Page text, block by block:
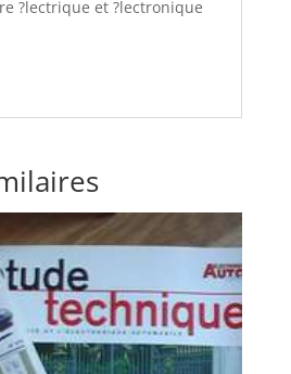
?lectrique et ?lectronique